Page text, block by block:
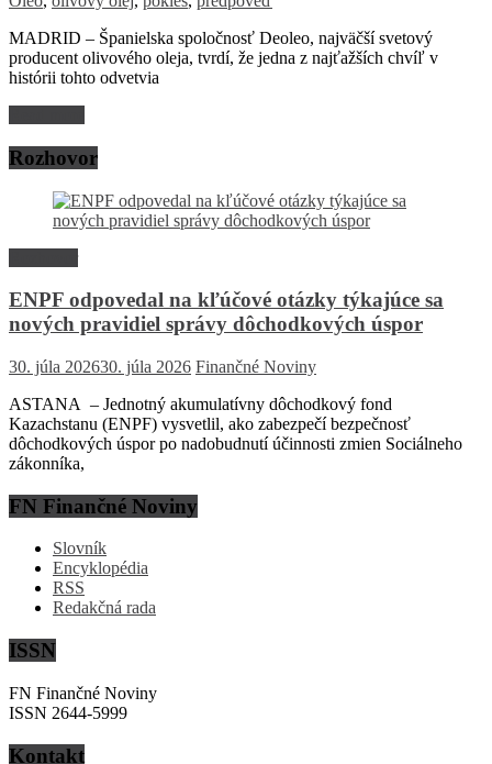
MADRID – Španielska spoločnosť Deoleo, najväčší svetový
producent olivového oleja, tvrdí, že jedna z najťažších chvíľ v
histórii tohto odvetvia
Rozhovor
ENPF odpovedal na kľúčové otázky týkajúce sa
nových pravidiel správy dôchodkových úspor
30. júla 202630. júla 2026 Finančné Noviny
ASTANA – Jednotný akumulatívny dôchodkový fond
Kazachstanu (ENPF) vysvetlil, ako zabezpečí bezpečnosť
dôchodkových úspor po nadobudnutí účinnosti zmien Sociálneho
zákonníka,
FN Finančné Noviny
Slovník
Encyklopédia
RSS
Redakčná rada
ISSN
FN Finančné Noviny
ISSN 2644-5999
Kontakt